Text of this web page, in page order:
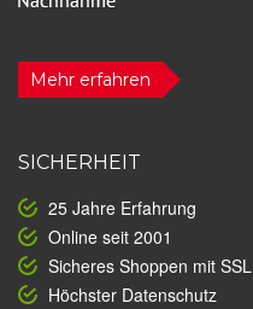
Mehr erfahren
SICHERHEIT
25 Jahre Erfahrung
Online seit 2001
Sicheres Shoppen mit SSL
Höchster Datenschutz